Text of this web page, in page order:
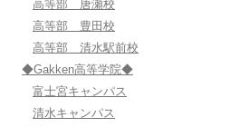
高等部 唐瀬校
高等部 豊田校
高等部 清水駅前校
◆Gakken高等学院◆
富士宮キャンパス
清水キャンパス